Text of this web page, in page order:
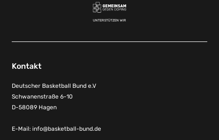
UNTERSTÜTZEN WIR
Kontakt
Deutscher Basketball Bund e.V
Schwanenstraße 6-10
D-58089 Hagen
E-Mail: info@basketball-bund.de